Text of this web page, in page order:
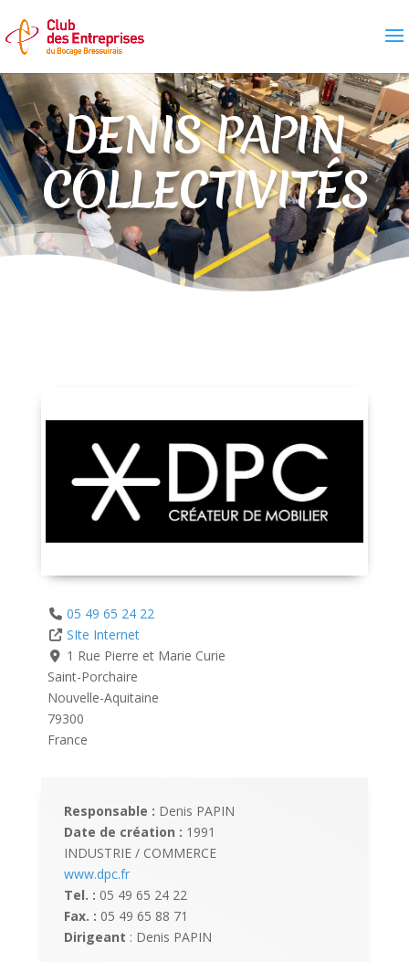
DENIS PAPIN
COLLECTIVITÉS
05 49 65 24 22
SIte Internet
1 Rue Pierre et Marie Curie
Saint-Porchaire
Nouvelle-Aquitaine
79300
France
Responsable : Denis PAPIN
Date de création : 1991
INDUSTRIE / COMMERCE
www.dpc.fr
Tel. : 05 49 65 24 22
Fax. : 05 49 65 88 71
Dirigeant : Denis PAPIN